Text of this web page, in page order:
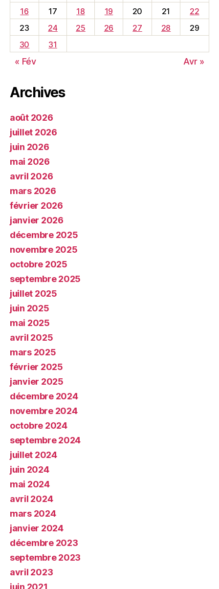
16
17 18 19 20 21
22
23
24 25 26 27 28
29
30
31
« Fév Avr »
Archives
août 2026
juillet 2026
juin 2026
mai 2026
avril 2026
mars 2026
février 2026
janvier 2026
décembre 2025
novembre 2025
octobre 2025
septembre 2025
juillet 2025
juin 2025
mai 2025
avril 2025
mars 2025
février 2025
janvier 2025
décembre 2024
novembre 2024
octobre 2024
septembre 2024
juillet 2024
juin 2024
mai 2024
avril 2024
mars 2024
janvier 2024
décembre 2023
septembre 2023
avril 2023
juin 2021